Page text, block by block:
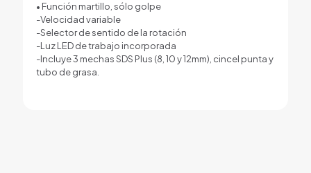
• Función martillo, sólo golpe
-Velocidad variable
-Selector de sentido de la rotación
-Luz LED de trabajo incorporada
-Incluye 3 mechas SDS Plus (8, 10 y 12mm), cincel punta y
tubo de grasa.